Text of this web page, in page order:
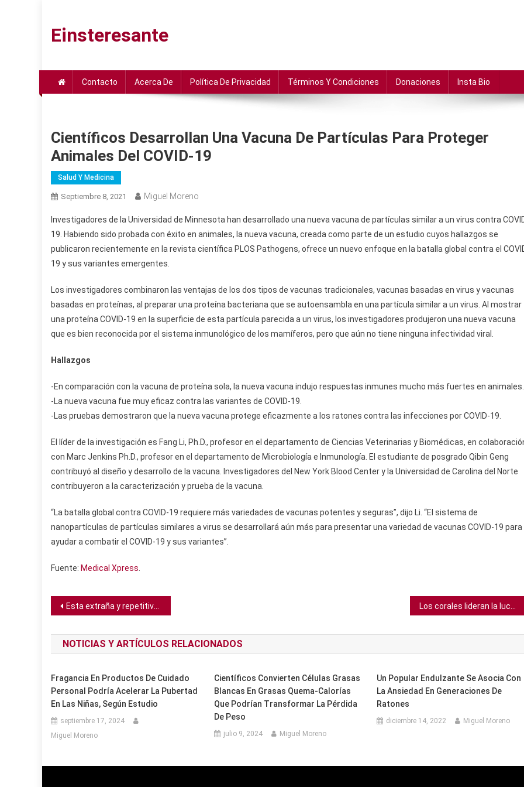
contenido
Einsteresante
Contacto Acerca De Política De Privacidad Términos Y Condiciones Donaciones Insta Bio
Científicos Desarrollan Una Vacuna De Partículas Para Proteger
Animales Del COVID-19
Salud Y Medicina
Septiembre 8, 2021 Miguel Moreno
Investigadores de la Universidad de Minnesota han desarrollado una nueva vacuna de partículas similar a un virus contra
19. Habiendo sido probada con éxito en animales, la nueva vacuna, creada como parte de un estudio cuyos hallazgos se
publicaron recientemente en la revista científica PLOS Pathogens, ofrece un nuevo enfoque en la batalla global contra el
19 y sus variantes emergentes.
Los investigadores combinaron las ventajas de los dos tipos de vacunas tradicionales, vacunas basadas en virus y vacunas
basadas en proteínas, al preparar una proteína bacteriana que se autoensambla en una partícula similar a un virus. Al mostrar
una proteína COVID-19 en la superficie de esta partícula parecida a un virus, los investigadores produjeron una nueva vacuna
que es bien reconocida por el sistema inmunológico de los mamíferos, pero que aún no tiene ninguna infectividad viral.
Hallazgos
-En comparación con la vacuna de proteína sola, la nueva vacuna indujo respuestas inmunes mucho más fuertes en animales.
-La nueva vacuna fue muy eficaz contra las variantes de COVID-19.
-Las pruebas demostraron que la nueva vacuna protege eficazmente a los ratones contra las infecciones por COVID-19.
El líder de la investigación es Fang Li, Ph.D., profesor en el departamento de Ciencias Veterinarias y Biomédicas, en
con Marc Jenkins Ph.D., profesor en el departamento de Microbiología e Inmunología. El estudiante de posgrado Qibin Geng
contribuyó al diseño y desarrollo de la vacuna. Investigadores del New York Blood Center y la Universidad de Carolina del Norte
contribuyeron a la caracterización y prueba de la vacuna.
“La batalla global contra COVID-19 requiere más variedades de vacunas potentes y seguras”, dijo Li. “El sistema de
nanopartículas de partículas similares a virus se desarrollará aún más para presentar una variedad de vacunas COVID-19 para
ayudar a combatir el COVID-19 y sus variantes”.
Fuente: Medical Xpress
Navegación
de
entradas
Esta extraña y repetitiva señal de radio cerca al centro de la Vía Láctea tiene a los astrónomos perplejos
NOTICIAS Y ARTÍCULOS RELACIONADOS
Fragancia En Productos De Cuidado
Personal Podría Acelerar La Pubertad
En Las Niñas, Según Estudio
septiembre 17, 2024
Miguel Moreno
Científicos Convierten Células Grasas
Blancas En Grasas Quema-Calorías
Que Podrían Transformar La Pérdida
De Peso
julio 9, 2024 Miguel Moreno
Un Popular Endulzante Se Asocia Con
La Ansiedad En Generaciones De
Ratones
diciembre 14, 2022 Miguel Moreno